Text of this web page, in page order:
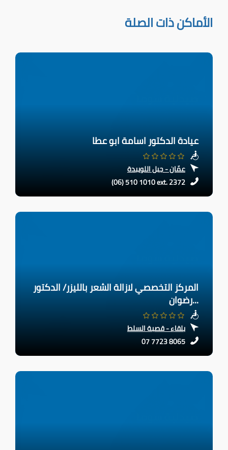
الأماكن ذات الصلة
عيادة الدكتور اسامة ابو عطا
عمّان - جبل اللويبدة
(06) 510 1010 ext. 2372
المركز التخصصي لازالة الشعر بالليزر/ الدكتور
رضوان...
بلقاء - قصبة السلط
07 7723 8065